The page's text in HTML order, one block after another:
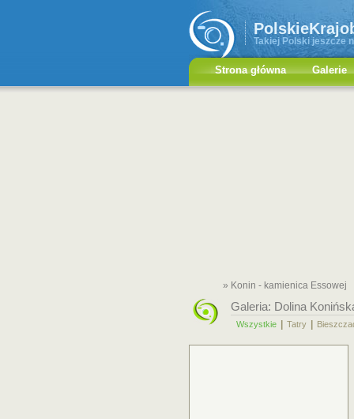
Takiej Polski jeszcze
Strona główna Galerie
» Konin - kamienica Essowej
Galeria: Dolina
Wszystkie Tatry